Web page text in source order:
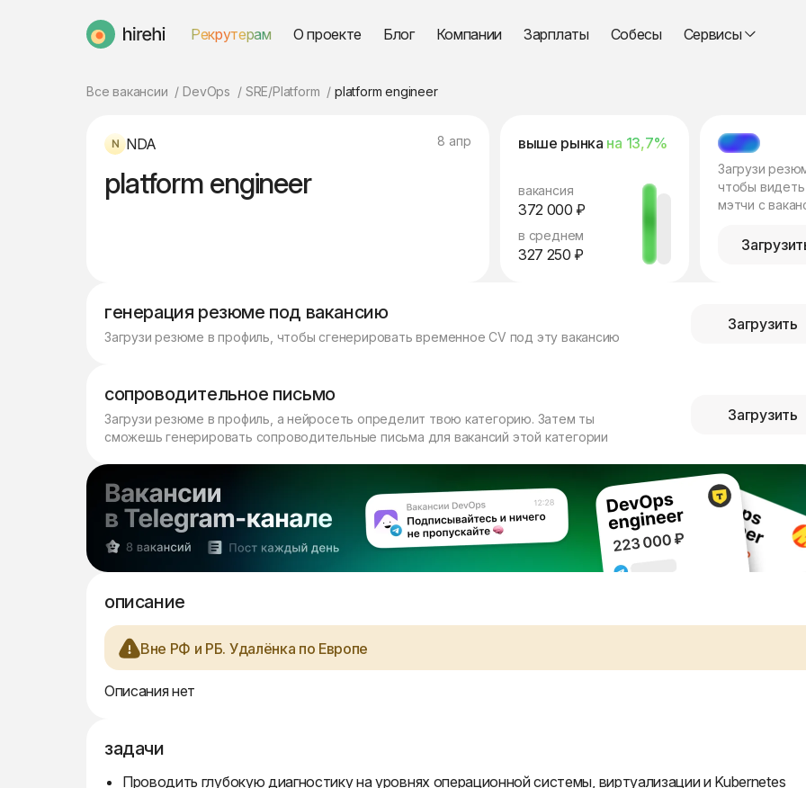
HireHi Рекрутерам О проекте Блог Компании Зарплаты Собесы Сервисы
Все вакансии DevOps SRE/Platform platform engineer
NDA 8 апр
platform engineer
выше рынка на 13,7%
вакансия
372 000 ₽
в среднем
327 250 ₽
МЭТЧ
Загрузи
чтобы видеть
мэтчи с
генерация резюме под вакансию
Загрузи резюме в профиль, чтобы сгенерировать временное CV под эту вакансию
Загрузить
сопроводительное письмо
Загрузи резюме в профиль, а нейросеть определит твою категорию. Затем ты
сможешь генерировать сопроводительные письма для вакансий этой категории
Загрузить
описание
Вне РФ и РБ. Удалёнка по Европе
Описания нет
задачи
Проводить глубокую диагностику на уровнях операционной системы, виртуализации и Kubernetes